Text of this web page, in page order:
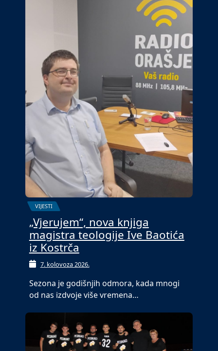
VIJESTI
„Vjerujem“, nova knjiga
magistra teologije Ive Baotića
iz Kostrča
7. kolovoza 2026.
Sezona je godišnjih odmora, kada mnogi
od nas izdvoje više vremena…